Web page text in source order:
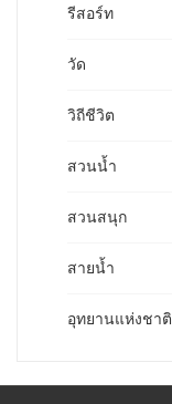
รีสอร์ท
วัด
วิถีชีวิต
สวนน้ำ
สวนสนุก
สายน้ำ
อุทยานแห่งชาติ